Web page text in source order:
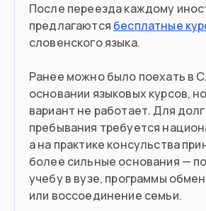
После переезда каждому
предлагаются бесплатные
словенского языка.
Ранее можно было поехать в
основании языковых курсов,
вариант не работает. Для
пребывания требуется
а на практике консульства
более сильные основания —
учебу в вузе, программы
или воссоединение семьи.